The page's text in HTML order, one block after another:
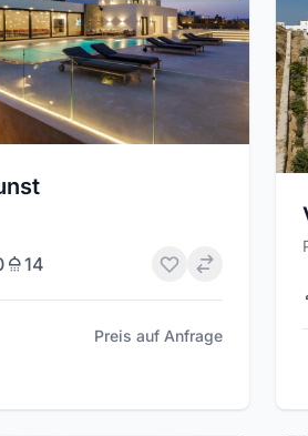
14
Preis auf Anfrage